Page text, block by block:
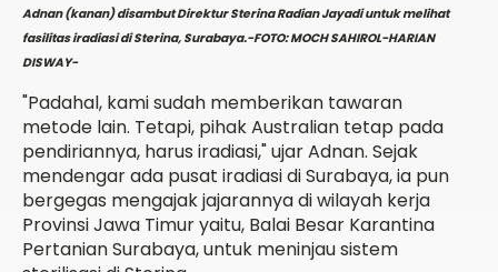
Adnan (kanan) disambut Direktur Sterina Radian Jayadi untuk melihat
fasilitas iradiasi di Sterina, Surabaya.-FOTO: MOCH SAHIROL-HARIAN
DISWAY-
"Padahal, kami sudah memberikan tawaran
metode lain. Tetapi, pihak Australian tetap pada
pendiriannya, harus iradiasi," ujar Adnan. Sejak
mendengar ada pusat iradiasi di Surabaya, ia pun
bergegas mengajak jajarannya di wilayah kerja
Provinsi Jawa Timur yaitu, Balai Besar Karantina
Pertanian Surabaya, untuk meninjau sistem